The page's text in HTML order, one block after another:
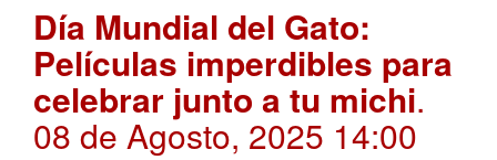
Día Mundial del Gato:
Películas imperdibles para
celebrar junto a tu michi.
08 de Agosto, 2025 14:00